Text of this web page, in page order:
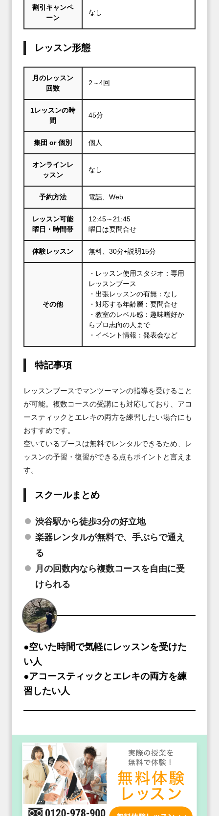
割引キャンペ
ーン
なし
レッスン形態
月のレッスン
回数
2～4回
1レッスンの時
間
45分
集団 or 個別 個人
オンラインレ
ッスン
なし
予約方法 電話、Web
レッスン可能
曜日・時間帯
12:45～21:45
曜日は要問合せ
体験レッスン 無料、30分+説明15分
その他
・レッスン使用スタジオ：専用
レッスンブース
・出張レッスンの有無：なし
・対応する年齢層：要問合せ
・教室のレベル感：趣味嗜好か
らプロ志向の人まで
・イベント情報：発表会など
特記事項
レッスンブースでマンツーマンの指導を受けること
が可能。複数コースの受講にも対応しており、アコ
ースティックとエレキの両方を練習したい場合にも
おすすめです。
空いているブースは無料でレンタルできるため、レ
ッスンの予習・復習ができる点もポイントと言えま
す。
スクールまとめ
渋谷駅から徒歩3分の好立地
楽器レンタルが無料で、手ぶらで通え
る
月の回数内なら複数コースを自由に受
けられる
●空いた時間で気軽にレッスンを受けた
い人
●アコースティックとエレキの両方を練
習したい人